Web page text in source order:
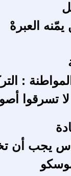
العبرهْ
:
تسرقوا
يجب أن